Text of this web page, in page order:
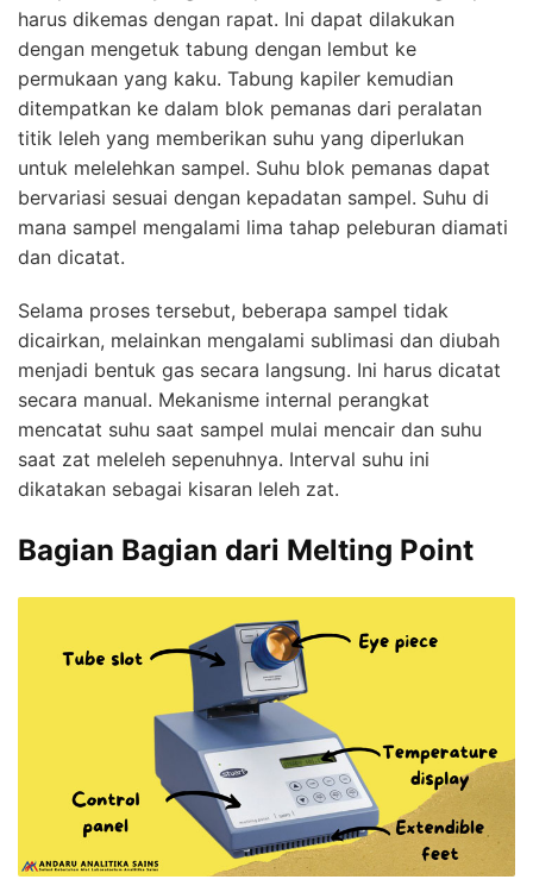
harus dikemas dengan rapat. Ini dapat dilakukan
dengan mengetuk tabung dengan lembut ke
permukaan yang kaku. Tabung kapiler kemudian
ditempatkan ke dalam blok pemanas dari peralatan
titik leleh yang memberikan suhu yang diperlukan
untuk melelehkan sampel. Suhu blok pemanas dapat
bervariasi sesuai dengan kepadatan sampel. Suhu di
mana sampel mengalami lima tahap peleburan diamati
dan dicatat.
Selama proses tersebut, beberapa sampel tidak
dicairkan, melainkan mengalami sublimasi dan diubah
menjadi bentuk gas secara langsung. Ini harus dicatat
secara manual. Mekanisme internal perangkat
mencatat suhu saat sampel mulai mencair dan suhu
saat zat meleleh sepenuhnya. Interval suhu ini
dikatakan sebagai kisaran leleh zat.
Bagian Bagian dari Melting Point